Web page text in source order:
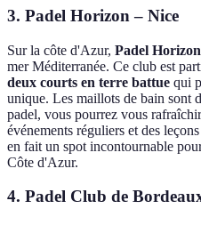
3. Padel Horizon – Nice
Sur la côte d'Azur, Padel Horizon
mer Méditerranée. Ce club est
deux courts en terre battue qui
unique. Les maillots de bain sont
padel, vous pourrez vous
événements réguliers et des
en fait un spot incontournable
Côte d'Azur.
4. Padel Club de